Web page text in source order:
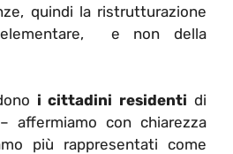
quindi la ristrutturazione
e non della
i cittadini residenti di
affermiamo con chiarezza
più rappresentati come